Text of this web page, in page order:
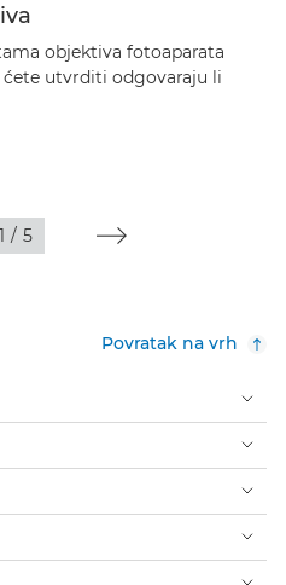
objektiva fotoaparata
utvrditi odgovaraju li
1 / 5
Povratak na vrh